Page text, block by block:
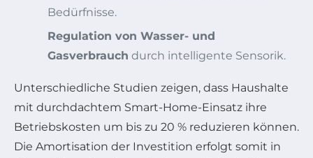
Bedürfnisse.
Regulation von Wasser- und
Gasverbrauch durch intelligente Sensorik.
Unterschiedliche Studien zeigen, dass Haushalte
mit durchdachtem Smart-Home-Einsatz ihre
Betriebskosten um bis zu 20 % reduzieren können.
Die Amortisation der Investition erfolgt somit in